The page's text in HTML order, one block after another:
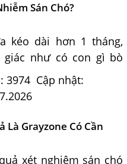
Sán Chó?
kéo dài hơn 1 tháng,
giác như có con gì bò
da, gãi nổi vệt có phải
trùng sán chó
Đức tư vấn nguyên
3974 Cập nhật:
Là Grayzone Có Cần
xét nghiệm sán chó